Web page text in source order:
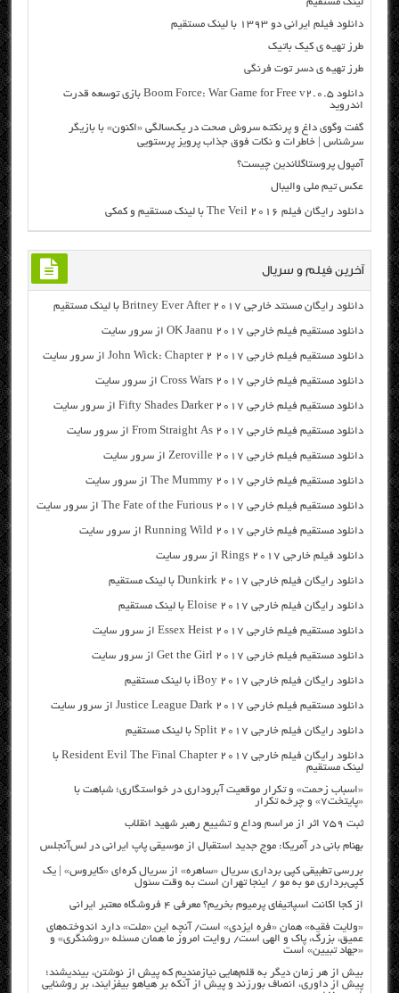
دانلود فیلم ایرانی دو ۱۳۹۳ با لینک مستقیم
طرز تهیه ی کیک باتیک
طرز تهیه ی دسر توت فرنگی
دانلود Boom Force: War Game for Free v2.0.5 بازی توسعه قدرت
اندروید
گفت وگوی داغ و پرنکته سروش صحت در یک‌سالگی «اکنون» با بازیگر
سرشناس | خاطرات و نکات فوق جذاب پرویز پرستویی
آمپول پروستاگلاندین چیست؟
عکس تیم ملی والیبال
دانلود رایگان فیلم The Veil 2016 با لینک مستقیم و کمکی
آخرین فیلم و سریال
دانلود رایگان مسنتد خارجی Britney Ever After 2017 با لینک مستقیم
دانلود مستقیم فیلم خارجی OK Jaanu 2017 از سرور سایت
دانلود مستقیم فیلم خارجی John Wick: Chapter 2 2017 از سرور سایت
دانلود مستقیم فیلم خارجی Cross Wars 2017 از سرور سایت
دانلود مستقیم فیلم خارجی Fifty Shades Darker 2017 از سرور سایت
دانلود مستقیم فیلم خارجی From Straight As 2017 از سرور سایت
دانلود مستقیم فیلم خارجی Zeroville 2017 از سرور سایت
دانلود مستقیم فیلم خارجی The Mummy 2017 از سرور سایت
دانلود مستقیم فیلم خارجی The Fate of the Furious 2017 از سرور سایت
دانلود مستقیم فیلم خارجی Running Wild 2017 از سرور سایت
دانلود فیلم خارجی Rings 2017 از سرور سایت
دانلود رایگان فیلم خارجی Dunkirk 2017 با لینک مستقیم
دانلود رایگان فیلم خارجی Eloise 2017 با لینک مستقیم
دانلود مستقیم فیلم خارجی Essex Heist 2017 از سرور سایت
دانلود مستقیم فیلم خارجی Get the Girl 2017 از سرور سایت
دانلود رایگان فیلم خارجی iBoy 2017 با لینک مستقیم
دانلود مستقیم فیلم خارجی Justice League Dark 2017 از سرور سایت
دانلود رایگان فیلم خارجی Split 2017 با لینک مستقیم
دانلود رایگان فیلم خارجی Resident Evil The Final Chapter 2017 با
لینک مستقیم
«اسباب زحمت» و تکرار موقعیت آبروداری در خواستگاری؛ شباهت با
«پایتخت۷» و چرخه تکرار
ثبت ۷۵۹ اثر از مراسم وداع و تشییع رهبر شهید انقلاب
بهنام بانی در آمریکا: موج جدید استقبال از موسیقی پاپ ایرانی در لس‌آنجلس
بررسی تطبیقی کپی برداری سریال «ساهره» از سریال کره‌ای «کایروس» | یک
کپی‌برداری مو به مو / اینجا تهران است به وقت سئول
از کجا اکانت اسپاتیفای پرمیوم بخریم؟ معرفی ۴ فروشگاه معتبر ایرانی
«ولایت فقیه» همان «فره ایزدی» است/ آنچه این «ملت» دارد اندوخته‌های
عمیق، بزرگ، پاک و الهی است/ روایت امروز ما همان مسئله «روشنگری» و
«جهاد تبیین» است
بیش از هر زمان دیگر به قلم‌هایی نیازمندیم که پیش از نوشتن، بیندیشند؛
پیش از داوری، انصاف بورزند و پیش از آنکه بر هیاهو بیفزایند، بر روشنایی